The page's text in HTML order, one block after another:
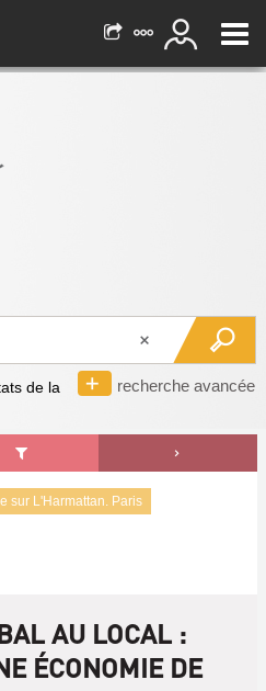
recherche avancée
de la
sur L'Harmattan. Paris
AU LOCAL :
ÉCONOMIE DE